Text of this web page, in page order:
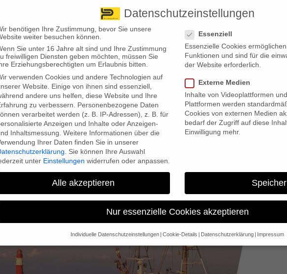
So finden Sie unsStandorte
Home Wir bieten Leistungsübersicht Über uns Standorte
die Lohnfortzahlung im Krankheitsfall, der Ausfall der Unternehmensleitung und
(zum Öffnen anklicken)
Datenschutzeinstellungen
benötigen Ihre Zustimmung, bevor Sie unsere
weiter besuchen können.
Sie unter 16 Jahre alt sind und Ihre Zustimmung
freiwilligen Diensten geben möchten, müssen Sie
Erziehungsberechtigten um Erlaubnis bitten.
verwenden Cookies und andere Technologien auf
Website. Einige von ihnen sind essenziell,
andere uns helfen, diese Website und Ihre
zu verbessern.
Personenbezogene Daten
verarbeitet werden (z. B. IP-Adressen), z. B. für
Anzeigen und Inhalte oder Anzeigen-
Inhaltsmessung. Weitere Informationen über die
Ihrer Daten finden Sie in unserer
Sie können Ihre Auswahl
unter Einstellungen widerrufen oder anpassen.
Essenziell
Essenzielle Cookies
Funktionen und sind für die
der Website erforderlich.
Externe Medien
Inhalte von Videoplattformen
Plattformen werden
Cookies von externen Medien
bedarf der Zugriff auf diese
Einwilligung mehr.
Alle akzeptieren
Nur essenzielle Cookies akzeptieren
Individuelle Datenschutzeinstellungen Cookie-Details Datenschutzerklärung Impressum
Datenschutzeinstellungen
Wenn Sie unter 16 Jahre alt sind und Ihre Zustimmung zu freiwilligen Diensten geben
Erziehungsberechtigten um Erlaubnis bitten.